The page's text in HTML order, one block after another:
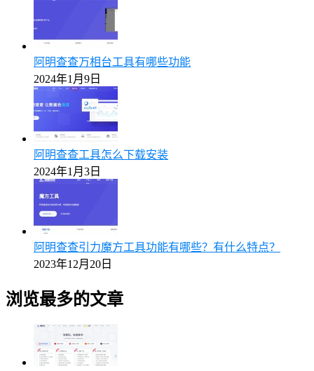
阿明查查万相台工具有哪些功能
2024年1月9日
阿明查查工具怎么下载安装
2024年1月3日
阿明查查引力魔方工具功能有哪些？有什么特点？
2023年12月20日
浏览最多的文章